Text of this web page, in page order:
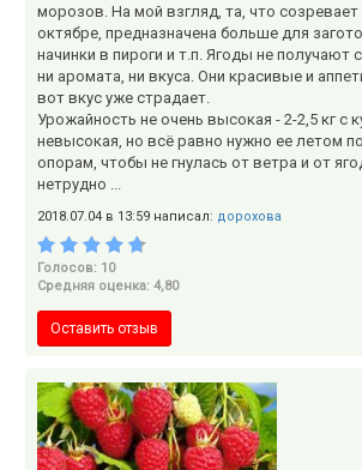
морозов. На мой взгляд, та, что созревает
октябре, предназначена больше для
начинки в пироги и т.п. Ягоды не получают
ни аромата, ни вкуса. Они красивые и
вот вкус уже страдает.
Урожайность не очень высокая - 2-2,5 кг с
невысокая, но всё равно нужно ее летом
опорам, чтобы не гнулась от ветра и от
нетрудно ...
2018.07.04 в 13:59 написал: дорохова
Голосов: 10
Средняя оценка: 4,80
Оставить отзыв